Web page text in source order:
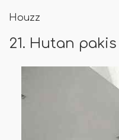
Houzz
21. Hutan